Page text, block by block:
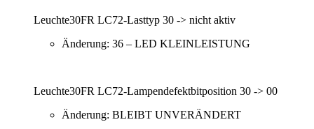
Leuchte30FR LC72-Lasttyp 30 -> nicht aktiv
Änderung: 36 – LED KLEINLEISTUNG
Leuchte30FR LC72-Lampendefektbitposition 30 -> 00
Änderung: BLEIBT UNVERÄNDERT